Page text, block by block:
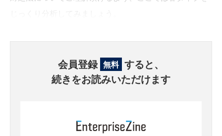
会員登録 無料 すると、
続きをお読みいただけます